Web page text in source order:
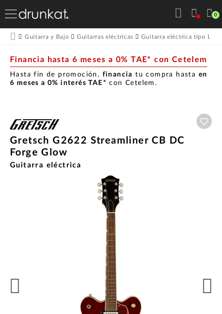
0
Guitarra y Bajo Guitarras eléctricas Guitarra eléctrica tipo LP
Financia hasta 6 meses a 0% TAE* con Cetelem
Hasta fin de promoción, financia tu compra hasta en
6 meses a 0% interés TAE* con Cetelem.
Gretsch G2622 Streamliner CB DC
Forge Glow
Guitarra eléctrica